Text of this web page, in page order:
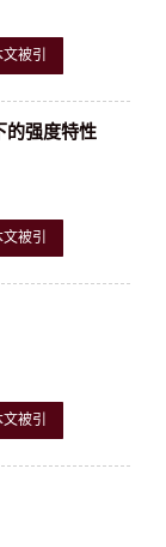
被引
的强度特性
被引
被引